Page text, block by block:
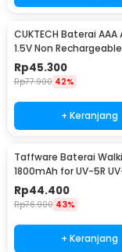
CUKTECH Baterai AAA
1.5V Non
Zi7
Rp45.300
Rp77.900 42%
+ Keranjang
Taffware Baterai
1800mAh for UV-5R
BL-5
Rp44.400
Rp76.900 43%
+ Keranjang